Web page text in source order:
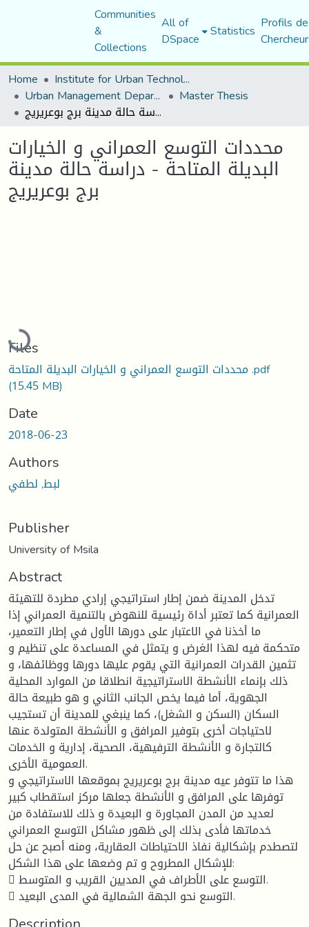
Communities
&
Collections
All of
DSpace Statistics Profils
Home
Institute for Urban Technology Management
Urban Management Department Master Thesis
محددات التوسع العمراني و الخيارات البديلة المتاحة - دراسة حالة مدينة برج بوعريريج
محددات التوسع العمراني و الخيارات
البديلة المتاحة - دراسة حالة مدينة
برج بوعريريج
Loading...
Files
محددات التوسع العمراني و الخيارات البديلة المتاحة .pdf
(15.45 MB)
Date
2018-06-23
Authors
لبط, لطفي
Publisher
University of Msila
Abstract
تدخل المدينة ضمن إطار استراتيجي إرادي مطردة للتهيئة
العمرانية كما تعتبر أداة رئيسية للنهوض بالتنمية العمراني إذا
ما أخذنا في الاعتبار على دورها الأول في إطار التعمير،
متحكمة فيه لهذا الغرض و يتمثل في المساعدة على تنظيم و
تثمين القدرات العمرانية التي يقوم عليها دورها ووظائفها، و
ذلك بإنماء الأنشطة الاستراتيجية انطلاقا من الموارد المحلية
الجهوية، أما فيما يخص الجانب الثاني و هو طبيعة حالة
السكان (السكن و الشغل)، كما ينبغي للمدينة أن تستجيب
لاحتياجات أخرى بتوفير المرافق و الأنشطة المتولدة عنها
كالتجارة و الأنشطة الترفيهية، الصحية، إدارية و الخدمات
العمومية الأخرى.
هذا ما تتوفر عيه مدينة برج بوعريريج بموقعها الاستراتيجي و
توفرها على المرافق و الأنشطة جعلها مركز استقطاب كبير
لعديد من المدن المجاورة و البعيدة و ذلك للاستفادة من
خدماتها فأدى بذلك إلى ظهور مشاكل التوسع العمراني
لتصطدم بإشكالية نفاذ الاحتياطات العقارية، ومنه أصبح عن حل
للإشكال المطروح و تم وضعها على هذا الشكل:
 التوسع على الأطراف في المديين القريب و المتوسط.
 التوسع نحو الجهة الشمالية في المدى البعيد.